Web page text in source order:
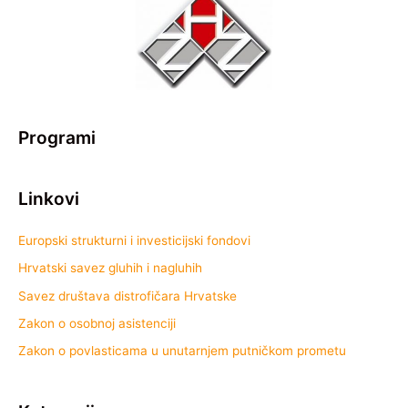
Programi
Linkovi
Europski strukturni i investicijski fondovi
Hrvatski savez gluhih i nagluhih
Savez društava distrofičara Hrvatske
Zakon o osobnoj asistenciji
Zakon o povlasticama u unutarnjem putničkom prometu